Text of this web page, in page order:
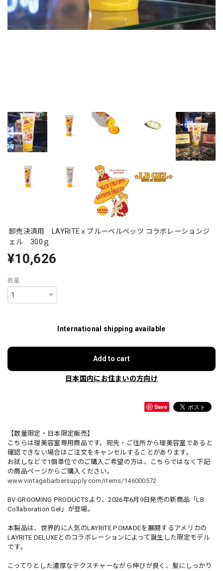
卸売決済用 LAYRITEｘブルーベルベッツ コラボレーションジ
ェル 300ｇ
¥10,626
数量
International shipping available
Add to cart
日本国内にお住まいの方向け
Save
【数量限定・日本限定販売】
こちらは理美容室専用商品です。宛先・ご住所から理美容室であると
確認できない場合はご注文をキャンセルすることがあります。
お試しなどで1個単位でのご購入ご希望の方は、こちらではなく下記
の商品ページからご購入ください。
www.vintagebarbersupply.com/items/146000572
BV GROOMING PRODUCTSより、2026年6月9日発売の新商品「LB
Collaboration Gel」が登場。
本製品は、世界的に人気のLAYRITE POMADEを展開するアメリカの
LAYRITE DELUXEとのコラボレーションによって誕生した限定モデル
です。
こってりとした濃厚なテクスチャーながら伸びが良く、髪にしっかり